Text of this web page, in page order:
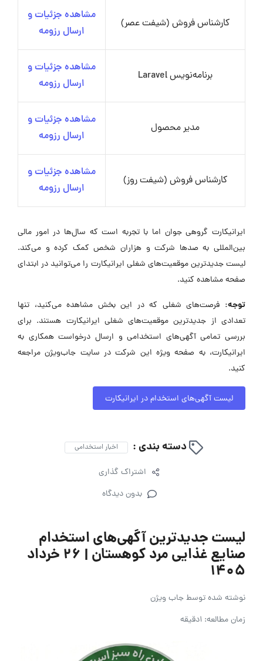
کارشناس فروش (شیفت عصر)
مشاهده جزئیات و
ارسال رزومه
برنامه‌نویس Laravel
مشاهده جزئیات و
ارسال رزومه
مدیر محصول
مشاهده جزئیات و
ارسال رزومه
کارشناس فروش (شیفت روز)
مشاهده جزئیات و
ارسال رزومه
ایرانیکارت گروهی جوان اما با تجربه است که سال‌ها در امور مالی
بین‌المللی به صدها شرکت و هزاران شخص کمک کرده و می‌کند.
لیست جدیدترین موقعیت‌های شغلی ایرانیکارت را می‌توانید در ابتدای
صفحه مشاهده کنید.
توجه: فرصت‌های شغلی که در این بخش مشاهده می‌کنید، تنها
تعدادی از جدیدترین موقعیت‌های شغلی ایرانیکارت هستند. برای
بررسی تمامی آگهی‌های استخدامی و ارسال درخواست همکاری به
ایرانیکارت، به صفحه ویژه این شرکت در سایت جاب‌ویژن مراجعه
کنید.
لیست آگهی‌های استخدام در ایرانیکارت
دسته بندی : اخبار استخدامی
اشتراک گذاری
بدون دیدگاه
لیست جدیدترین آگهی‌های استخدام
صنایع غذایی مرد کوهستان | ۲۶ خرداد
۱۴۰۵
نوشته شده توسطجاب ویژن
زمان مطالعه: 1دقیقه